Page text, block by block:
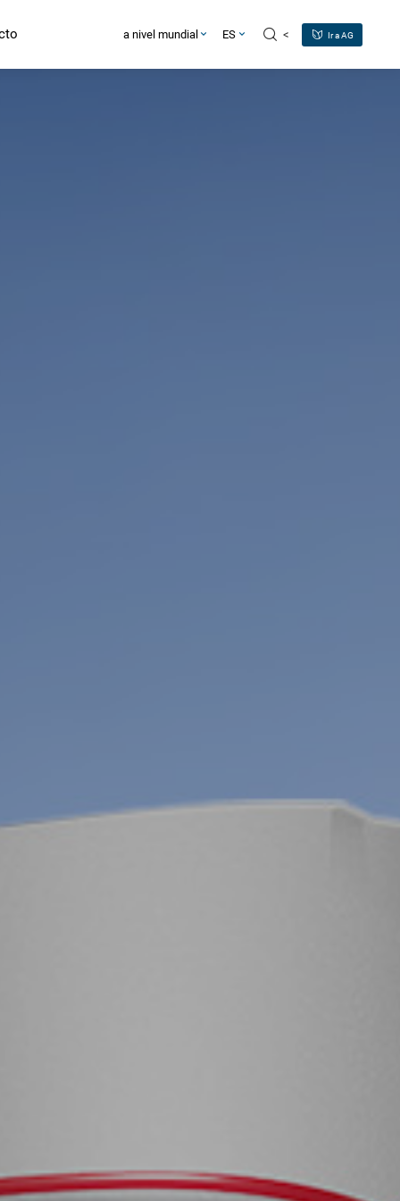
a nivel mundial ES < Ir a AG